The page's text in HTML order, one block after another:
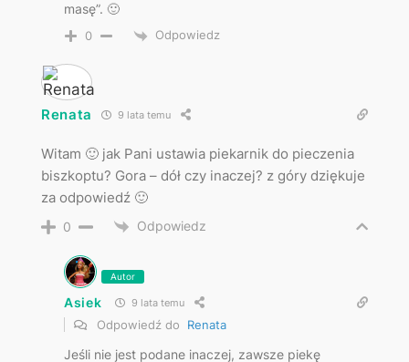
masę”. 🙂
0 Odpowiedz
Renata 9 lata temu
Witam 🙂 jak Pani ustawia piekarnik do pieczenia
biszkoptu? Gora – dół czy inaczej? z góry dziękuje
za odpowiedź 🙂
0 Odpowiedz
Autor
Asiek 9 lata temu
Odpowiedź do Renata
Jeśli nie jest podane inaczej, zawsze piekę